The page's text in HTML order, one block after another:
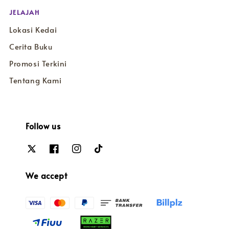
JELAJAH
Lokasi Kedai
Cerita Buku
Promosi Terkini
Tentang Kami
Follow us
We accept